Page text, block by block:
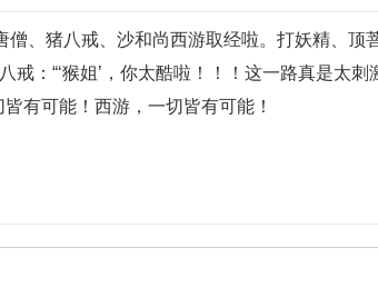
僧、猪八戒、沙和尚西游取经啦。打妖精、顶
：“‘猴姐’，你太酷啦！！！这一路真是太刺
有可能！西游，一切皆有可能！